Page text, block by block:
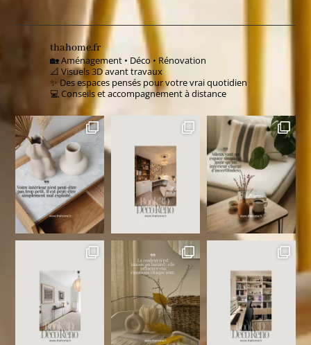
thahome.fr
🏡 Aménagement • Déco • Rénovation
📐 Visuels 3D avant travaux
✨ Des espaces pensés pour votre vrai quotidien
💻 Conseils et accompagnement à distance